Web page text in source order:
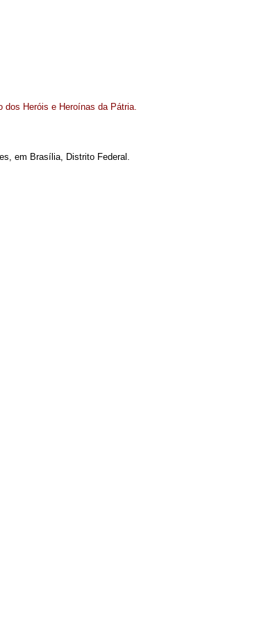
dos Heróis e Heroínas da Pátria.
em Brasília, Distrito Federal.